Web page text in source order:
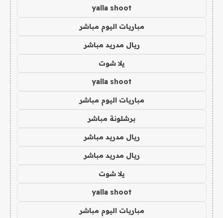
yalla shoot
مباريات اليوم مباشر
ريال مدريد مباشر
يلا شوت
yalla shoot
مباريات اليوم مباشر
برشلونة مباشر
ريال مدريد مباشر
ريال مدريد مباشر
يلا شوت
yalla shoot
مباريات اليوم مباشر